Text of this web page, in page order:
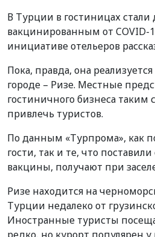
В Турции в гостиницах стали
вакцинированным от COVID-
инициативе отельеров
Пока, правда, она
городе – Ризе. Местные
гостиничного бизнеса таким
привлечь туристов.
По данным «Турпрома», как
гости, так и те, что
вакцины, получают при
Ризе находится на
Турции недалеко от
Иностранные туристы